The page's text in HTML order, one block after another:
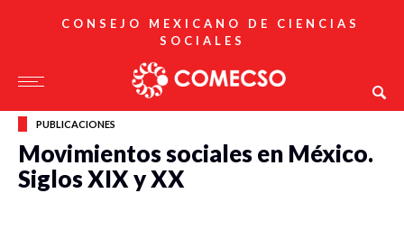
CONSEJO MEXICANO DE CIENCIAS
SOCIALES
PUBLICACIONES
Movimientos sociales en México.
Siglos XIX y XX